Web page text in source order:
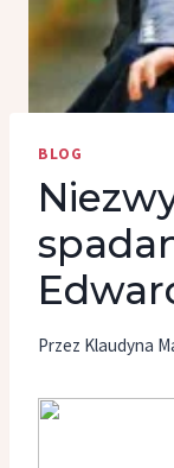
BLOG
Przez Klaudyna